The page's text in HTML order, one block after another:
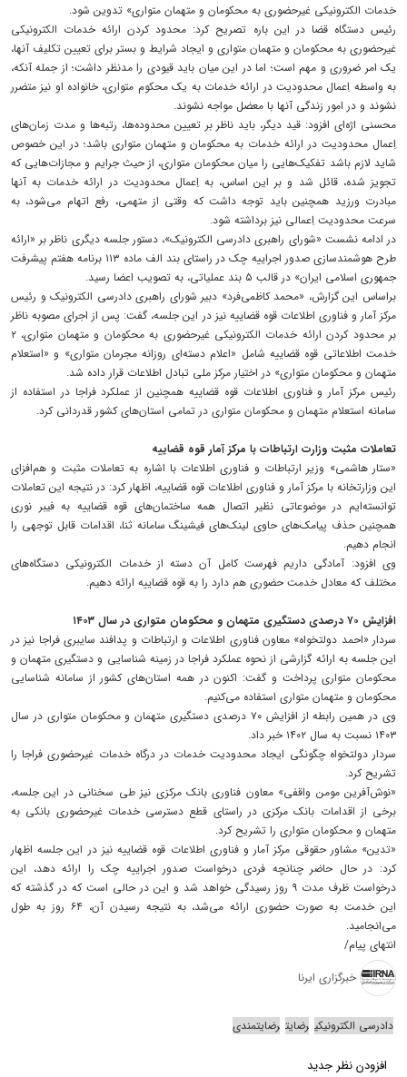
خدمات الکترونیکی غیرحضوری به محکومان و متهمان متواری» تدوین شود.
رئیس دستگاه قضا در این باره تصریح کرد: محدود کردن ارائه خدمات الکترونیکی
غیرحضوری به محکومان و متهمان متواری و ایجاد شرایط و بستر برای تعیین تکلیف آنها،
یک امر ضروری و مهم است؛ اما در این میان باید قیودی را مدنظر داشت؛ از جمله آنکه،
به واسطه اِعمال محدودیت در ارائه خدمات به یک محکوم متواری، خانواده او نیز متضرر
نشوند و در امور زندگی‌ آنها با معضل مواجه نشوند.
محسنی اژه‌ای افزود: قید دیگر، باید ناظر بر تعیین محدوده‌ها، رتبه‌ها و مدت زمان‌های
اِعمال محدودیت در ارائه خدمات به محکومان و متهمان متواری باشد؛ در این خصوص
شاید لازم باشد تفکیک‌هایی را میان محکومان متواری، از حیث جرایم و مجازات‌هایی که
تجویز شده، قائل شد و بر این اساس، به اِعمال محدودیت در ارائه خدمات به آنها
مبادرت ورزید همچنین باید توجه داشت که وقتی از متهمی، رفع اتهام می‌شود، به
سرعت محدودیت اِعمالی نیز برداشته شود.
در ادامه نشست «شورای راهبری دادرسی الکترونیک»، دستور جلسه دیگری ناظر بر «ارائه
طرح هوشمندسازی صدور اجراییه چک در راستای بند الف ماده ۱۱۳ برنامه هفتم پیشرفت
جمهوری اسلامی ایران» در قالب ۵ بند عملیاتی، به تصویب اعضا رسید.
براساس این گزارش، «محمد کاظمی‌فرد» دبیر شورای راهبری دادرسی الکترونیک و رئیس
مرکز آمار و فناوری اطلاعات قوه قضاییه نیز در این جلسه، گفت: پس از اجرای مصوبه ناظر
بر محدود کردن ارائه خدمات الکترونیکی غیرحضوری به محکومان و متهمان متواری، ۲
خدمت اطلاعاتی قوه قضاییه شامل «اعلام دسته‌ای روزانه مجرمان متواری» و «استعلام
متهمان و محکومان متواری» در اختیار مرکز ملی تبادل اطلاعات قرار داده شد.
رئیس مرکز آمار و فناوری اطلاعات قوه قضاییه همچنین از عملکرد فراجا در استفاده از
سامانه استعلام متهمان و محکومان متواری در تمامی استان‌های کشور قدردانی کرد.
تعاملات مثبت وزارت ارتباطات با مرکز آمار قوه قضاییه
«ستار هاشمی» وزیر ارتباطات و فناوری اطلاعات با اشاره به تعاملات مثبت و هم‌افزای
این وزارتخانه با مرکز آمار و فناوری اطلاعات قوه قضاییه، اظهار کرد: در نتیجه این تعاملات
توانسته‌ایم در موضوعاتی نظیر اتصال همه ساختمان‌های قوه قضاییه به فیبر نوری
همچنین حذف پیامک‌های حاوی لینک‌های فیشینگ سامانه ثنا، اقدامات قابل توجهی را
انجام دهیم.
وی افزود: آمادگی داریم فهرست کامل آن دسته از خدمات الکترونیکی دستگاه‌های
مختلف که معادل خدمت حضوری هم دارد را به قوه قضاییه ارائه دهیم.
افزایش ۷۰ درصدی دستگیری متهمان و محکومان متواری در سال ۱۴۰۳
سردار «احمد دولتخواه» معاون فناوری اطلاعات و ارتباطات و پدافند سایبری فراجا نیز در
این جلسه به ارائه گزارشی از نحوه عملکرد فراجا در زمینه شناسایی و دستگیری متهمان و
محکومان متواری پرداخت و گفت: اکنون در همه استان‌های کشور از سامانه شناسایی
محکومان و متهمان متواری استفاده می‌کنیم.
وی در همین رابطه‌ از افزایش ۷۰ درصدی دستگیری متهمان و محکومان متواری در سال
۱۴۰۳ نسبت به سال ۱۴۰۲ خبر داد.
سردار دولتخواه چگونگی ایجاد محدودیت خدمات در درگاه خدمات غیرحضوری فراجا را
تشریح کرد.
«نوش‌آفرین مومن واقفی» معاون فناوری بانک مرکزی نیز طی سخنانی در این جلسه،
برخی از اقدامات بانک مرکزی در راستای قطع دسترسی خدمات غیرحضوری بانکی به
متهمان و محکومان متواری را تشریح کرد.
«تدین» مشاور حقوقی مرکز آمار و فناوری اطلاعات قوه قضاییه نیز در این جلسه اظهار
کرد: در حال حاضر چنانچه فردی درخواست صدور اجراییه چک را ارائه دهد، این
درخواست ظرف مدت ۹ روز رسیدگی خواهد شد و این در حالی است که در گذشته که
این خدمت به صورت حضوری ارائه می‌شد، به نتیجه رسیدن آن، ۶۴ روز به طول
می‌انجامید.
انتهای پیام/
خبرگزاری ایرنا
دادرسی الکترونیکی رضایت رضایتمندی
افزودن نظر جدید